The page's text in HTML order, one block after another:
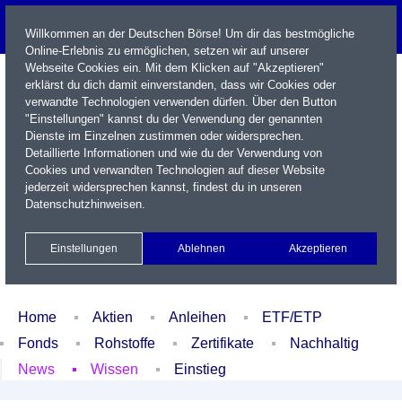
Name / WKN / ISIN / Kürzel
Xetra Realtime
Watchlist Portfolio Login
Home Aktien Anleihen
ETF/ETP
Fonds
Rohstoffe Zertifikate
Nachhaltig
News
Wissen Einstieg
Willkommen an der Deutschen Börse! Um dir das bestmögliche
Online-Erlebnis zu ermöglichen, setzen wir auf unserer
Webseite Cookies ein. Mit dem Klicken auf "Akzeptieren"
erklärst du dich damit einverstanden, dass wir Cookies oder
verwandte Technologien verwenden dürfen. Über den Button
"Einstellungen" kannst du der Verwendung der genannten
Dienste im Einzelnen zustimmen oder widersprechen.
Detaillierte Informationen und wie du der Verwendung von
Cookies und verwandten Technologien auf dieser Website
jederzeit widersprechen kannst, findest du in unseren
Datenschutzhinweisen.
Einstellungen Ablehnen Akzeptieren